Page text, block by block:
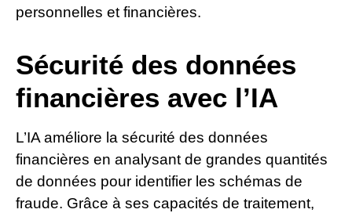
personnelles et financières.
Sécurité des données
financières avec l’IA
L’IA améliore la sécurité des données
financières en analysant de grandes quantités
de données pour identifier les schémas de
fraude. Grâce à ses capacités de traitement,